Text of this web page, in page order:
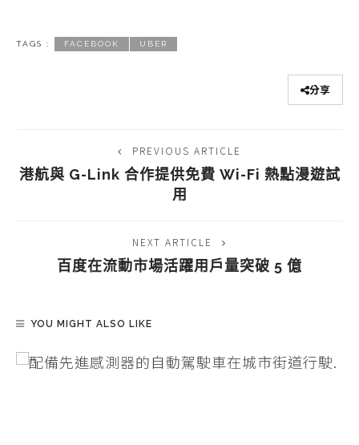
TAGS : FACEBOOK UBER
分享
PREVIOUS ARTICLE
港航與 G-Link 合作提供免費 Wi-Fi 熱點漫遊試
用
NEXT ARTICLE
百度在流動市場活躍用戶量突破 5 億
YOU MIGHT ALSO LIKE